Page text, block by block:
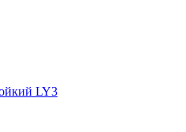
LY3